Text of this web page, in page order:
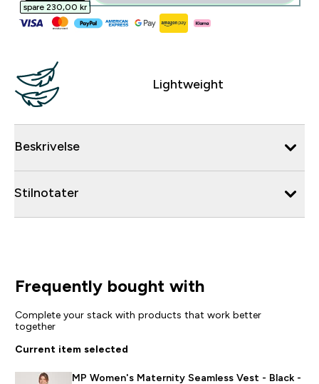
spare 230,00 kr‎
Lightweight
Beskrivelse
Stilnotater
Frequently bought with
Complete your stack with products that work better
together
Current item selected
MP Women's Maternity Seamless Vest - Black -